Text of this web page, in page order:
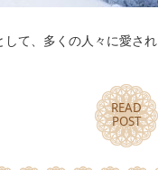
て、多くの人々に愛され
READ
POST
READ
POST